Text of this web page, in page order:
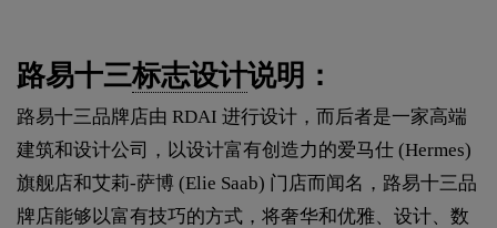
路易十三标志设计说明：
路易十三品牌店由 RDAI 进行设计，而后者是一家高端
建筑和设计公司，以设计富有创造力的爱马仕 (Hermes)
旗舰店和艾莉-萨博 (Elie Saab) 门店而闻名，路易十三品
牌店能够以富有技巧的方式，将奢华和优雅、设计、数